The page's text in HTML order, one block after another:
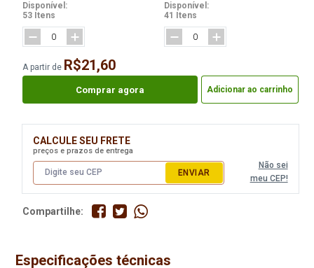
Disponível:
53 Itens
Disponível:
41 Itens
A partir de R$21,60
Comprar agora Adicionar ao carrinho
CALCULE SEU FRETE
preços e prazos de entrega
ENVIAR
Não sei
meu CEP!
Compartilhe:
Especificações técnicas